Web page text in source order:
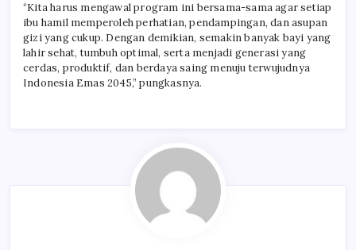
“Kita harus mengawal program ini bersama-sama agar setiap
ibu hamil memperoleh perhatian, pendampingan, dan asupan
gizi yang cukup. Dengan demikian, semakin banyak bayi yang
lahir sehat, tumbuh optimal, serta menjadi generasi yang
cerdas, produktif, dan berdaya saing menuju terwujudnya
Indonesia Emas 2045,” pungkasnya.